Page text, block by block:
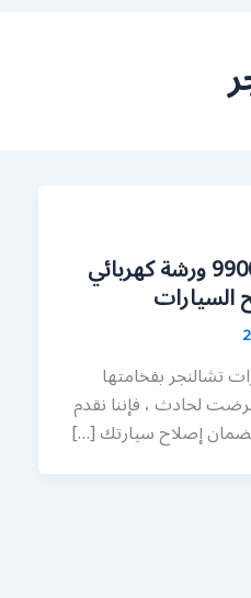
كراج تشالنجر 99007366 ورشة كهربائي
السيارات
تشالنجر بفخامتها
لحادث ، فإننا نقدم
إصلاح سيارتك […]